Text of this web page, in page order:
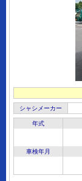
シャシメーカー
年式
車検年月